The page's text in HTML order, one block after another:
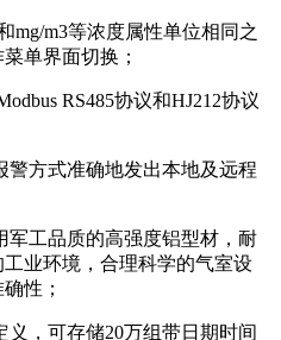
mg/m3等浓度属性单位相同之
单界面切换；
RS485协议和HJ212协议
方式准确地发出本地及远程
工品质的高强度铝型材，耐
业环境，合理科学的气室设
性；
，可存储20万组带日期时间